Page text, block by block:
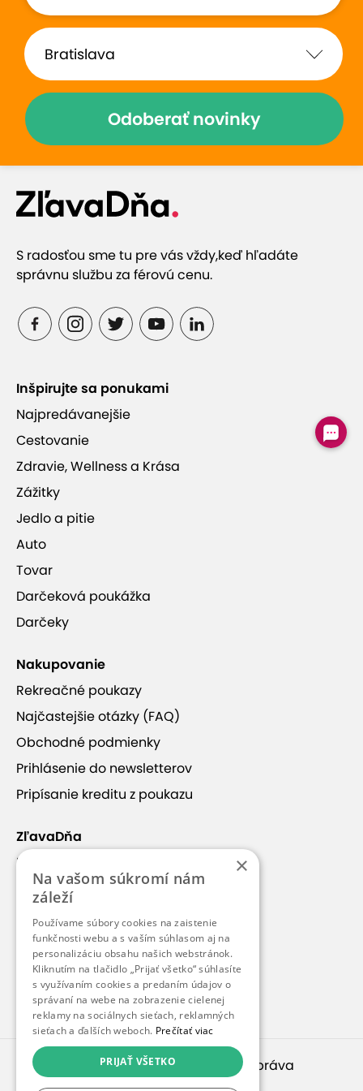
Zobraziť hodnotenia (5)
Prečo si vybrať túto ponuku
Kurzy sú ukončené absolvovaním záverečnej
25 rokov skúseností
Viac informácií
Zobraziť viac
Ako sa prihlásiť?
Do autoškoly sa môžete prihlásiť telefonicky alebo
osobne. Prihlášku vo formáte A3 – ktorej súčasťou
je aj potvrdenie u lekára – obdržíte priamo na
recepcii autoškoly, alebo sú kedykoľvek voľne
prístupné pred vstupom do autoškoly.
Výcvik sa začína po uzavretí skupiny záujemcov o
vodičský preukaz v dohodnutých termínoch výuky
(spravidla 2x týždenne po 3 vyuč. hodiny). Je
Odoberať novinky
S radosťou sme tu pre vás vždy,keď hľadáte
správnu službu za férovú cenu.
Inšpirujte sa ponukami
Najpredávanejšie
Cestovanie
Zdravie, Wellness a Krása
Zážitky
Jedlo a pitie
Auto
Tovar
Darčeková poukážka
Darčeky
Nakupovanie
Rekreačné poukazy
Najčastejšie otázky (FAQ)
Obchodné podmienky
Prihlásenie do newsletterov
Pripísanie kreditu z poukazu
ZľavaDňa
Náš príbeh
Kontakt
Kariéra
Blog
Pre médiá
Pre partnerov
© 2010 – 2026inspirago s. r. o.
. Všetky práva
vyhradené.
×
Na vašom súkromí nám
záleží
Používame súbory cookies na zaistenie
funkčnosti webu a s vaším súhlasom aj na
personalizáciu obsahu našich webstránok.
Kliknutím na tlačidlo „Prijať všetko“ súhlasíte
s využívaním cookies a predaním údajov o
správaní na webe na zobrazenie cielenej
reklamy na sociálnych sieťach, reklamných
sieťach a ďalších weboch. Prečítať viac
PRIJAŤ VŠETKO